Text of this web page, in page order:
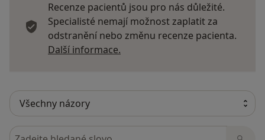
Recenze pacientů jsou pro nás důležité.
Specialisté nemají možnost zaplatit za
odstranění nebo změnu recenze pacienta.
Další informace.
Hledejte v názorech